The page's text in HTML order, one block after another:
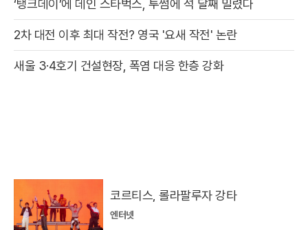
‘탱크데이’에 데인 스타벅스, 투썸에 석 달째 밀렸다
2차 대전 이후 최대 작전? 영국 '요새 작전' 논란
새울 3·4호기 건설현장, 폭염 대응 한층 강화
코르티스, 롤라팔루자 강타
엔터넷